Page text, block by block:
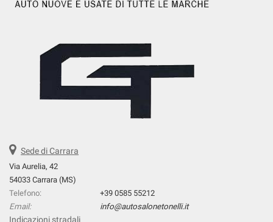
Sede di Carrara
Via Aurelia, 42
54033 Carrara (MS)
Telefono:
+39 0585 55212
Email:
info@autosalonetonelli.it
Indicazioni stradali